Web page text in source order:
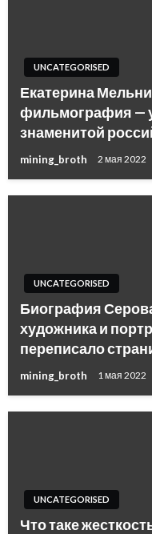
UNCATEGORISED
Екатерина
фильмография —
знаменитой
mining_broth 2 мая 2022
UNCATEGORISED
Биография
художника и
переписало
mining_broth 1 мая 2022
UNCATEGORISED
Что таке